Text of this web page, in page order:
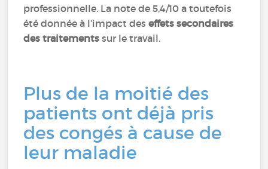
professionnelle. La note de 5,4/10 a toutefois
été donnée à l’impact deseffets secondaires
des traitements sur le travail.
Plus de la moitié des
patients ont déjà pris
des congés à cause de
leur maladie